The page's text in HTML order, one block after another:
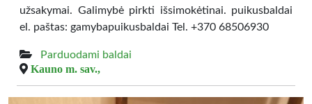
užsakymai. Galimybė pirkti išsimokėtinai. puikusbaldai
el. paštas: gamybapuikusbaldai Tel. +370 68506930
Parduodami baldai
Kauno m. sav.,